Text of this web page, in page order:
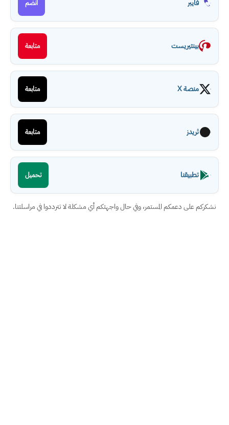
فايبر انضم
بينتيريست متابعة
منصة X متابعة
ثريدز متابعة
تطبيقنا تحميل
نشكركم على دعمكم المستمر، وفي حال واجهتكم أي مشكلة لا تترددوا في مراسلتنا.